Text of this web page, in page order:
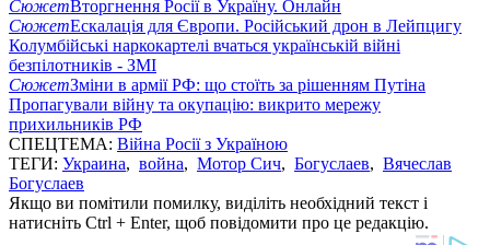
СюжетВторгнення Росії в Україну. Онлайн
СюжетЕскалація для Європи. Російський дрон в Лейпцигу
Колумбійські наркокартелі вчаться українській війні
безпілотників - ЗМІ
СюжетЗміни в армії РФ: що стоїть за рішенням Путіна
Пропагували війну та окупацію: викрито мережу
прихильників РФ
СПЕЦТЕМА: Війна Росії з Україною
ТЕГИ: Украина, война, Мотор Сич, Богуслаев, Вячеслав
Богуслаев
Якщо ви помітили помилку, виділіть необхідний текст і
натисніть Ctrl + Enter, щоб повідомити про це редакцію.